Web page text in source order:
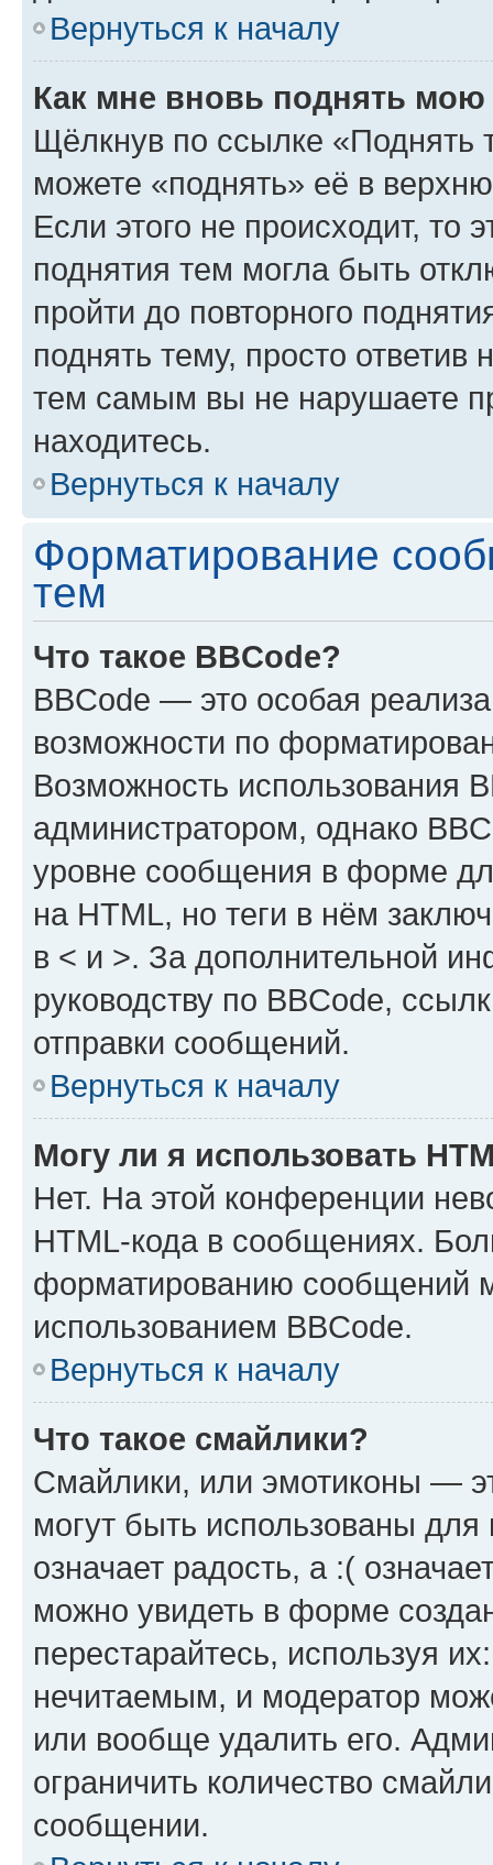
Вернуться к началу
Как мне вновь поднять мою
Щёлкнув по ссылке «Поднять
можете «поднять» её в
Если этого не происходит, то
поднятия тем могла быть
пройти до повторного
поднять тему, просто ответив
тем самым вы не нарушаете
находитесь.
Вернуться к началу
Форматирование
тем
Что такое BBCode?
BBCode — это особая
возможности по
Возможность использования
администратором, однако
уровне сообщения в форме
на HTML, но теги в нём
в < и >. За дополнительной
руководству по BBCode,
отправки сообщений.
Вернуться к началу
Могу ли я использовать
Нет. На этой конференции
HTML-кода в сообщениях.
форматированию сообщений
использованием BBCode.
Вернуться к началу
Что такое смайлики?
Смайлики, или эмотиконы —
могут быть использованы
означает радость, а :(
можно увидеть в форме
перестарайтесь, используя
нечитаемым, и модератор
или вообще удалить его.
ограничить количество
сообщении.